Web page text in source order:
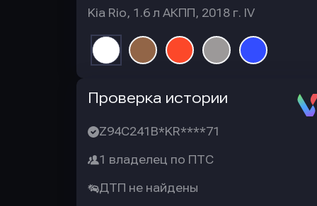
Kia Rio, 1.6 л АКПП, 2018 г. IV
Проверка истории
Z94C241B*KR****71
1 владелец по ПТС
ДТП не найдены